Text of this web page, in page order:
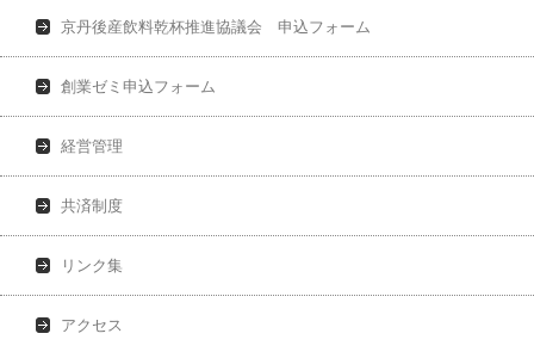
京丹後産飲料乾杯推進協議会 申込フォーム
創業ゼミ申込フォーム
経営管理
共済制度
リンク集
アクセス